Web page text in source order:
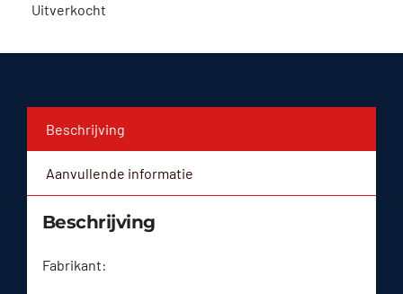
Uitverkocht
Beschrijving
Aanvullende informatie
Beschrijving
Fabrikant: